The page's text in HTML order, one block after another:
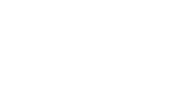
ージェントを自ら活用し、設
で手を動かしながら開発チーム
進捗管理、アサインメントな
ルに委ね、人間の判断が必要
ー調整に注力していただきま